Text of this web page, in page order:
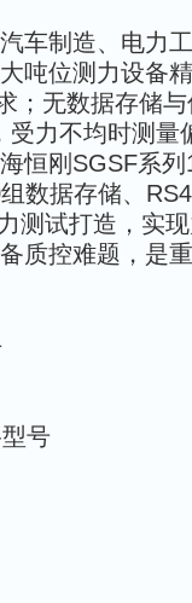
车制造、电力
吨位测力设备
；无数据存储
受力不均时测
恒刚SGSF系
数据存储、
测试打造，实
质控难题，是
号